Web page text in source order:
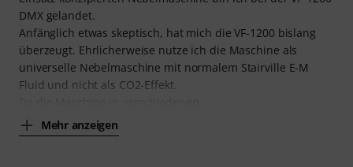
DMX gelandet.
Anfänglich etwas skeptisch, hat mich die VF-1200 bislang
überzeugt. Ehrlicherweise nutze ich die Maschine als
universelle Nebelmaschine mit normalem Stairville E-M
Fluid und nicht als CO2-Effekt.
Mehr anzeigen